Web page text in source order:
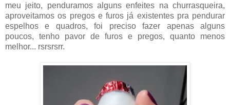
meu jeito, penduramos alguns enfeites na churrasqueira,
aproveitamos os pregos e furos já existentes pra pendurar
espelhos e quadros, foi preciso fazer apenas alguns
poucos, tenho pavor de furos e pregos, quanto menos
melhor... rsrsrsrr.